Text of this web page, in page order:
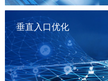
——————————
谷歌、百度、360等搜索引擎
音、快手、知乎优化；今日头
（PC+移动）、微信搜一搜优
垂直入口优化